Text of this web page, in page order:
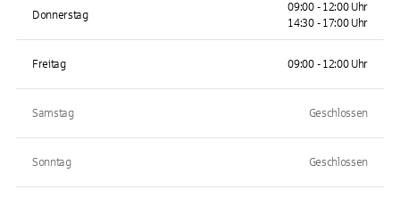
Donnerstag
09:00 - 12:00 Uhr
14:30 - 17:00 Uhr
Freitag 09:00 - 12:00 Uhr
Samstag Geschlossen
Sonntag Geschlossen